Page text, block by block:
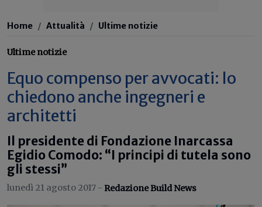
Home Attualità Ultime notizie
Ultime notizie
Equo compenso per avvocati: lo
chiedono anche ingegneri e
architetti
Il presidente di Fondazione Inarcassa
Egidio Comodo: “I principi di tutela sono
gli stessi”
lunedì 21 agosto 2017 - Redazione Build News